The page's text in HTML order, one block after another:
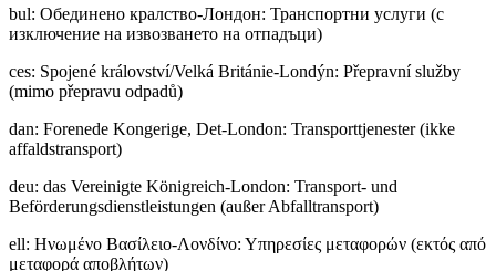
bul: Обединено кралство-Лондон: Транспортни услуги (с
изключение на извозването на отпадъци)
ces: Spojené království/Velká Británie-Londýn: Přepravní služby
(mimo přepravu odpadů)
dan: Forenede Kongerige, Det-London: Transporttjenester (ikke
affaldstransport)
deu: das Vereinigte Königreich-London: Transport- und
Beförderungsdienstleistungen (außer Abfalltransport)
ell: Ηνωμένο Βασίλειο-Λονδίνο: Υπηρεσίες μεταφορών (εκτός από
μεταφορά αποβλήτων)